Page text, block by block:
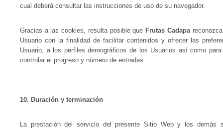
cual deberá consultar las instrucciones de uso de su navegador.
Gracias a las cookies, resulta posible que Frutas Cadapareconozca
Usuario con la finalidad de facilitar contenidos y ofrecer las
Usuario, a los perfiles demográficos de los Usuarios así como
controlar el progreso y número de entradas.
10. Duración y terminación
La prestación del servicio del presente Sitio Web y los demás